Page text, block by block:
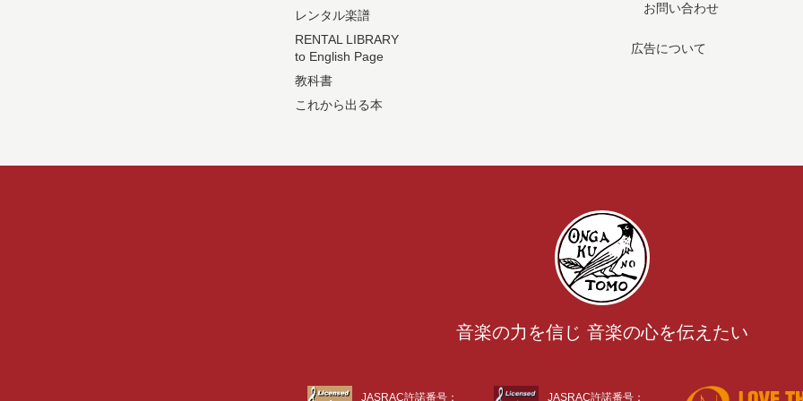
レンタル楽譜
RENTAL LIBRARY
to English Page
教科書
これから出る本
お問い合わせ
広告について
音楽の力を信じ 音楽の心を伝えたい
JASRAC許諾番号： JASRAC許諾番号：